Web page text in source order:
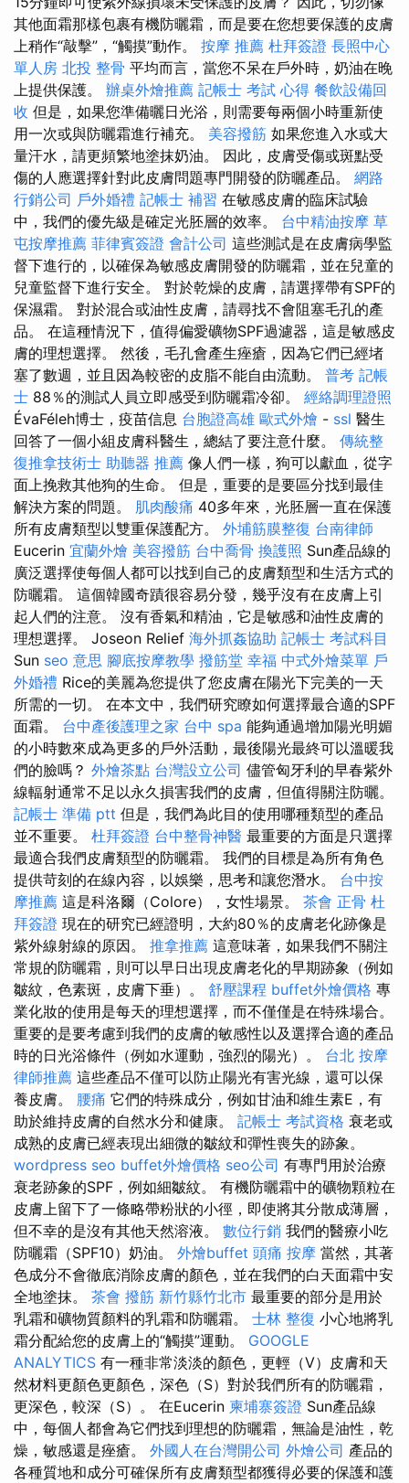
其他面霜那樣包裹有機防曬霜，而是要在您想要保護的皮膚
上稍作“敲擊”，“觸摸”動作。 按摩 推薦 杜拜簽證 長照中心
單人房 北投 整骨 平均而言，當您不呆在戶外時，奶油在晚
上提供保護。 辦桌外燴推薦 記帳士 考試 心得 餐飲設備回
收 但是，如果您準備曬日光浴，則需要每兩個小時重新使
用一次或與防曬霜進行補充。 美容撥筋 如果您進入水或大
量汗水，請更頻繁地塗抹奶油。 因此，皮膚受傷或斑點受
傷的人應選擇針對此皮膚問題專門開發的防曬產品。 網路
行銷公司 戶外婚禮 記帳士 補習 在敏感皮膚的臨床試驗
中，我們的優先級是確定光胚層的效率。 台中精油按摩 草
屯按摩推薦 菲律賓簽證 會計公司 這些測試是在皮膚病學監
督下進行的，以確保為敏感皮膚開發的防曬霜，並在兒童的
兒童監督下進行安全。 對於乾燥的皮膚，請選擇帶有SPF的
保濕霜。 對於混合或油性皮膚，請尋找不會阻塞毛孔的產
品。 在這種情況下，值得偏愛礦物SPF過濾器，這是敏感皮
膚的理想選擇。 然後，毛孔會產生痤瘡，因為它們已經堵
塞了數週，並且因為較密的皮脂不能自由流動。 普考 記帳
士 88％的測試人員立即感受到防曬霜冷卻。 經絡調理證照
ÉvaFéleh博士，疫苗信息 台胞證高雄 歐式外燴 - ssl 醫生
回答了一個小組皮膚科醫生，總結了要注意什麼。 傳統整
復推拿技術士 助聽器 推薦 像人們一樣，狗可以獻血，從字
面上挽救其他狗的生命。 但是，重要的是要區分找到最佳
解決方案的問題。 肌肉酸痛 40多年來，光胚層一直在保護
所有皮膚類型以雙重保護配方。 外埔筋膜整復 台南律師
Eucerin 宜蘭外燴 美容撥筋 台中喬骨 換護照 Sun產品線的
廣泛選擇使每個人都可以找到自己的皮膚類型和生活方式的
防曬霜。 這個韓國奇蹟很容易分發，幾乎沒有在皮膚上引
起人們的注意。 沒有香氣和精油，它是敏感和油性皮膚的
理想選擇。 Joseon Relief 海外抓姦協助 記帳士 考試科目
Sun seo 意思 腳底按摩教學 撥筋堂 幸福 中式外燴菜單 戶
外婚禮 Rice的美麗為您提供了您皮膚在陽光下完美的一天
所需的一切。 在本文中，我們研究瞭如何選擇最合適的SPF
面霜。 台中產後護理之家 台中 spa 能夠通過增加陽光明媚
的小時數來成為更多的戶外活動，最後陽光最終可以溫暖我
們的臉嗎？ 外燴茶點 台灣設立公司 儘管匈牙利的早春紫外
線輻射通常不足以永久損害我們的皮膚，但值得關注防曬。
記帳士 準備 ptt 但是，我們為此目的使用哪種類型的產品
並不重要。 杜拜簽證 台中整骨神醫 最重要的方面是只選擇
最適合我們皮膚類型的防曬霜。 我們的目標是為所有角色
提供苛刻的在線內容，以娛樂，思考和讓您潛水。 台中按
摩推薦 這是科洛爾（Colore），女性場景。 茶會 正骨 杜
拜簽證 現在的研究已經證明，大約80％的皮膚老化跡像是
紫外線射線的原因。 推拿推薦 這意味著，如果我們不關注
常規的防曬霜，則可以早日出現皮膚老化的早期跡象（例如
皺紋，色素斑，皮膚下垂）。 舒壓課程 buffet外燴價格 專
業化妝的使用是每天的理想選擇，而不僅僅是在特殊場合。
重要的是要考慮到我們的皮膚的敏感性以及選擇合適的產品
時的日光浴條件（例如水運動，強烈的陽光）。 台北 按摩
律師推薦 這些產品不僅可以防止陽光有害光線，還可以保
養皮膚。 腰痛 它們的特殊成分，例如甘油和維生素E，有
助於維持皮膚的自然水分和健康。 記帳士 考試資格 衰老或
成熟的皮膚已經表現出細微的皺紋和彈性喪失的跡象。
wordpress seo buffet外燴價格 seo公司 有專門用於治療
衰老跡象的SPF，例如細皺紋。 有機防曬霜中的礦物顆粒在
皮膚上留下了一條略帶粉狀的小徑，即使將其分散成薄層，
但不幸的是沒有其他天然溶液。 數位行銷 我們的醫療小吃
防曬霜（SPF10）奶油。 外燴buffet 頭痛 按摩 當然，其著
色成分不會徹底消除皮膚的顏色，並在我們的白天面霜中安
全地塗抹。 茶會 撥筋 新竹縣竹北市 最重要的部分是用於
乳霜和礦物質顏料的乳霜和防曬霜。 士林 整復 小心地將乳
霜分配給您的皮膚上的“觸摸”運動。 GOOGLE
ANALYTICS 有一種非常淡淡的顏色，更輕（V）皮膚和天
然材料更顏色更顏色，深色（S）對於我們所有的防曬霜，
更深色，較深（S）。 在Eucerin 柬埔寨簽證 Sun產品線
中，每個人都會為它們找到理想的防曬霜，無論是油性，乾
燥，敏感還是痤瘡。 外國人在台灣開公司 外燴公司 產品的
各種質地和成分可確保所有皮膚類型都獲得必要的保護和護